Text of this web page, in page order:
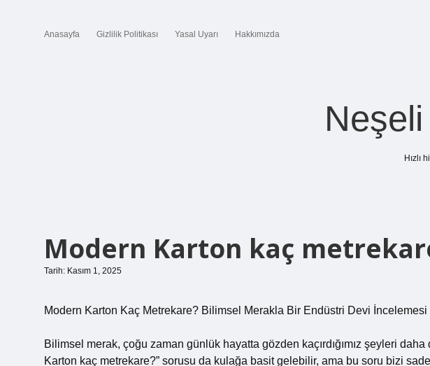
Anasayfa Gizlilik Politikası Yasal Uyarı Hakkımızda
Hızlı
Modern Karton kaç
Tarih: Kasım 1, 2025
Modern Karton Kaç Metrekare? Bilimsel Merakla Bir Endüstri Devi İncelemesi
Bilimsel merak, çoğu zaman günlük hayatta gözden kaçırdığımız şeyleri
Karton kaç metrekare?” sorusu da kulağa basit gelebilir, ama bu soru bizi